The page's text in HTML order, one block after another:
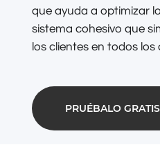
que ayuda a optimizar
sistema cohesivo que
los clientes en todos los
PRUÉBALO GRATIS